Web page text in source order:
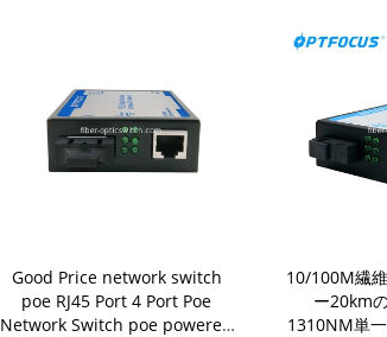
Good Price network switch
poe RJ45 Port 4 Port Poe
Network Switch poe powered
10/100M繊
ー20km
1310NM単